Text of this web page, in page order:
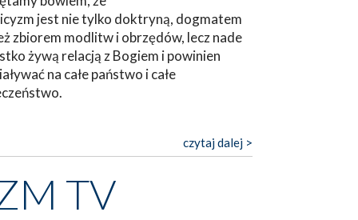
jest nie tylko doktryną, dogmatem
zbiorem modlitw i obrzędów, lecz nade
żywą relacją z Bogiem i powinien
na całe państwo i całe
czytaj dalej >
TV